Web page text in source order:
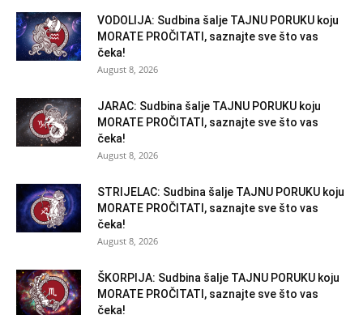
VODOLIJA: Sudbina šalje TAJNU PORUKU koju
MORATE PROČITATI, saznajte sve što vas
čeka!
August 8, 2026
JARAC: Sudbina šalje TAJNU PORUKU koju
MORATE PROČITATI, saznajte sve što vas
čeka!
August 8, 2026
STRIJELAC: Sudbina šalje TAJNU PORUKU koju
MORATE PROČITATI, saznajte sve što vas
čeka!
August 8, 2026
ŠKORPIJA: Sudbina šalje TAJNU PORUKU koju
MORATE PROČITATI, saznajte sve što vas
čeka!